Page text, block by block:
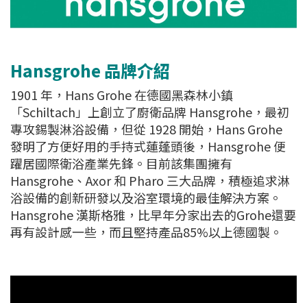
Hansgrohe 品牌介紹
1901 年，Hans Grohe 在德國黑森林小鎮
「Schiltach」上創立了廚衛品牌 Hansgrohe，最初
專攻錫製淋浴設備，但從 1928 開始，Hans Grohe
發明了方便好用的手持式蓮蓬頭後，Hansgrohe 便
躍居國際衛浴產業先鋒。目前該集團擁有
Hansgrohe、Axor 和 Pharo 三大品牌，積極追求淋
浴設備的創新研發以及浴室環境的最佳解決方案。
Hansgrohe 漢斯格雅，比早年分家出去的Grohe還要
再有設計感一些，而且堅持產品85%以上德國製。